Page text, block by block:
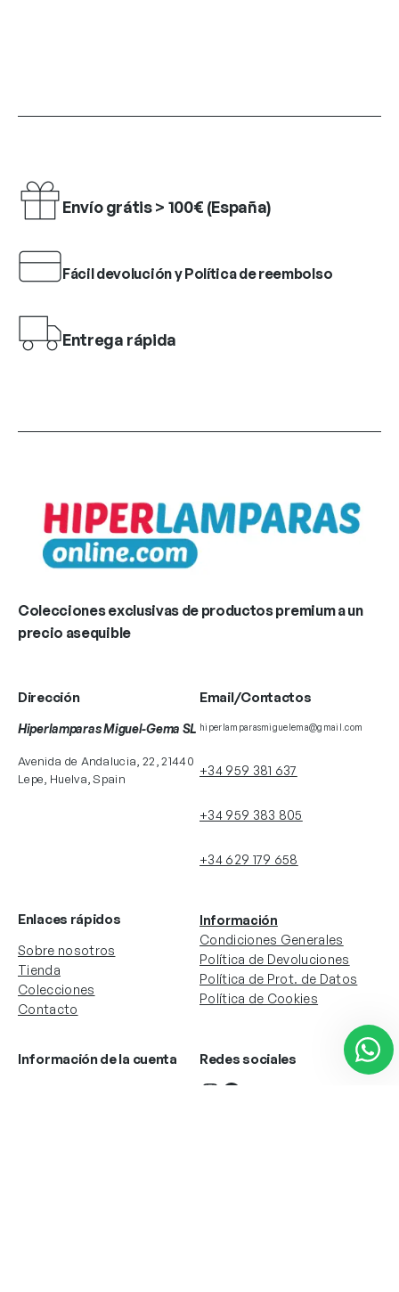
Envío grátis > 100€ (España)
Fácil devolución y Política de reembolso
Entrega rápida
Colecciones exclusivas de productos premium a un
precio asequible
Dirección
Hiperlamparas Miguel-Gema SL
Avenida de Andalucia, 22, 21440
Lepe, Huelva, Spain
Email/Contactos
hiperlamparasmiguelema@gmail.com
+34 959 381 637
+34 959 383 805
+34 629 179 658
Enlaces rápidos
Sobre nosotros
Tienda
Colecciones
Contacto
Información
Condiciones Generales
Política de Devoluciones
Política de Prot. de Datos
Política de Cookies
Información de la cuenta Redes sociales
Instagram Facebook